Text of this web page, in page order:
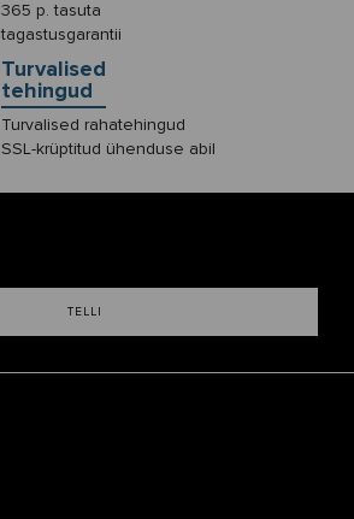
365 p. tasuta
tagastusgarantii
Turvalised
tehingud
Turvalised rahatehingud
SSL-krüptitud ühenduse abil
TELLI